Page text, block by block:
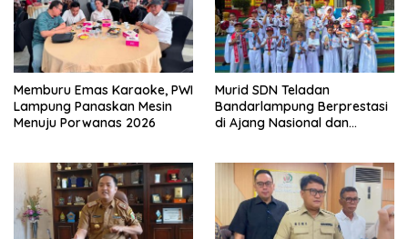
Memburu Emas Karaoke, PWI
Lampung Panaskan Mesin
Menuju Porwanas 2026
Murid SDN Teladan
Bandarlampung Berprestasi
di Ajang Nasional dan